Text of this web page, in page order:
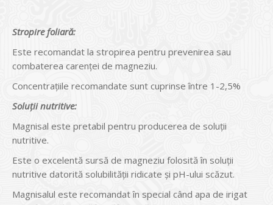
Stropire foliară:
Este recomandat la stropirea pentru prevenirea sau
combaterea carenței de magneziu.
Concentrațiile recomandate sunt cuprinse între 1-2,5%
Soluții nutritive:
Magnisal este pretabil pentru producerea de soluții
nutritive.
Este o excelentă sursă de magneziu folosită în soluții
nutritive datorită solubilității ridicate și pH-ului scăzut.
Magnisalul este recomandat în special când apa de irigat